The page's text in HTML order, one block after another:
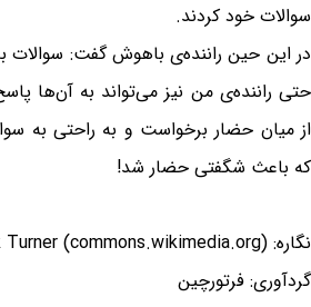
سوالات خود کردند.
در این حین راننده‌ی باهوش گفت: سوالات
حتی راننده‌ی من نیز می‌تواند به آن‌ها
از میان حضار برخواست و به راحتی به
که باعث شگفتی حضار شد!
نگاره: Oren Jack Turner (commons.wikimedia.org)
گردآوری: فرتورچین